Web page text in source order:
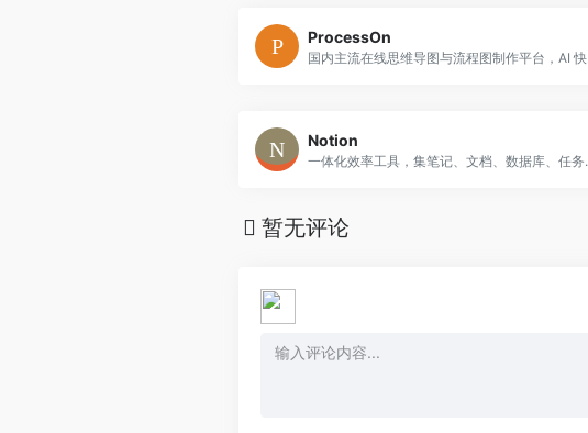
ProcessOn
Notion
一体化效率工具，集笔记
暂无评论